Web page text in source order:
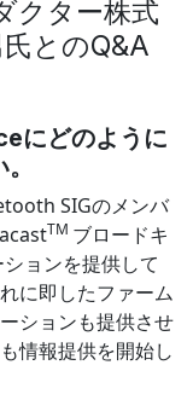
クター株式
とのQ&A
にどのように
SIGのメンバ
TM ブロードキ
ョンを提供して
に即したファーム
ションも提供させ
情報提供を開始し